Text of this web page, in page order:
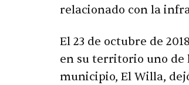
relacionado con la
El 23 de octubre de
en su territorio uno de
municipio, El Willa,